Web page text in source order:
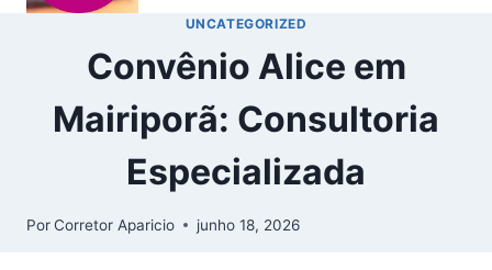
UNCATEGORIZED
Convênio Alice em
Mairiporã: Consultoria
Especializada
PorCorretor Aparicio junho 18, 2026